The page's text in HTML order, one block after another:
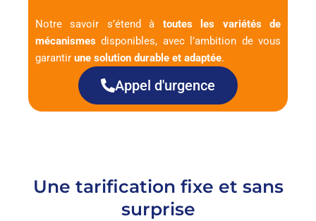
Notre savoir s’étend à toutes les variétés de
mécanismes disponibles, avec l’ambition de vous
garantir une solution durable et adaptée.
Appel d'urgence
Une tarification fixe et sans
surprise